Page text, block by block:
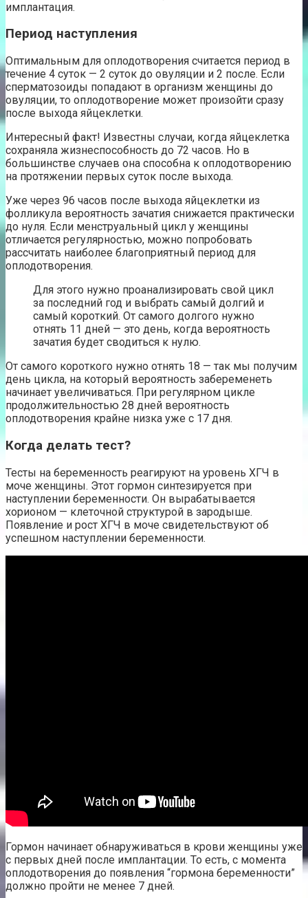
имплантация.
Период наступления
Оптимальным для оплодотворения считается период в
течение 4 суток — 2 суток до овуляции и 2 после. Если
сперматозоиды попадают в организм женщины до
овуляции, то оплодотворение может произойти сразу
после выхода яйцеклетки.
Интересный факт! Известны случаи, когда яйцеклетка
сохраняла жизнеспособность до 72 часов. Но в
большинстве случаев она способна к оплодотворению
на протяжении первых суток после выхода.
Уже через 96 часов после выхода яйцеклетки из
фолликула вероятность зачатия снижается практически
до нуля. Если менструальный цикл у женщины
отличается регулярностью, можно попробовать
рассчитать наиболее благоприятный период для
оплодотворения.
Для этого нужно проанализировать свой цикл
за последний год и выбрать самый долгий и
самый короткий. От самого долгого нужно
отнять 11 дней — это день, когда вероятность
зачатия будет сводиться к нулю.
От самого короткого нужно отнять 18 — так мы получим
день цикла, на который вероятность забеременеть
начинает увеличиваться. При регулярном цикле
продолжительностью 28 дней вероятность
оплодотворения крайне низка уже с 17 дня.
Когда делать тест?
Тесты на беременность реагируют на уровень ХГЧ в
моче женщины. Этот гормон синтезируется при
наступлении беременности. Он вырабатывается
хорионом — клеточной структурой в зародыше.
Появление и рост ХГЧ в моче свидетельствуют об
успешном наступлении беременности.
Гормон начинает обнаруживаться в крови женщины уже
с первых дней после имплантации. То есть, с момента
оплодотворения до появления “гормона беременности”
должно пройти не менее 7 дней.